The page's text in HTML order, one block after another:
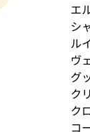
エ
シ
ル
ヴ
グ
ク
ク
コ